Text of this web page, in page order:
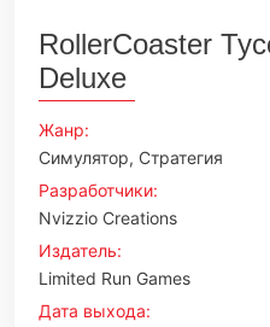
RollerCoaster
Deluxe
Жанр:
Симулятор, Стратегия
Разработчики:
Nvizzio Creations
Издатель:
Limited Run Games
Дата выхода: